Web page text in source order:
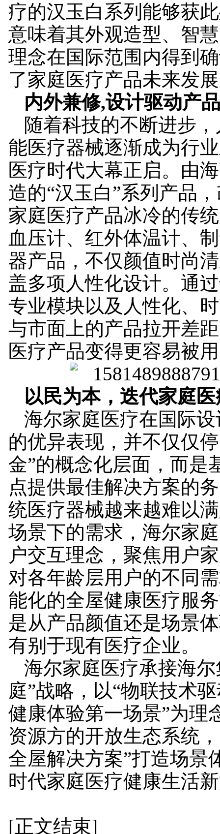
疗的汉玉白系列能够获
意味着其外观造型、智
理念在国际范围内得到
了家庭医疗产品未来发
内外兼修,设计驱动产
随着科技的不断进步
能医疗器械逐渐成为行
医疗时代大幕正启。由
造的“汉玉白”系列产品
家庭医疗产品冰冷的传
血压计、红外体温计、
器产品，不仅颜值时尚
盖多项人性化设计。通
专业模块以及人性化、
与市面上的产品拉开差
医疗产品变得更容易被
以民为本，迭代家庭
海尔家庭医疗在国际
的优异表现，并不仅仅
金”的概念化层面，而是
点提供最佳解决方案的
统医疗器械越来越难以
场景下的需求，海尔家
户交互理念，聚焦用户
对各年龄层用户的不同
能化的全屋健康医疗服
是从产品颜值还是场景
有别于现有医疗企业。
海尔家庭医疗承接海
庭”战略，以“物联技术
健康体验第一场景”为理
资源方的开放生态系统
全屋解决方案”打造场景
时代家庭医疗健康生活
[正文结束]